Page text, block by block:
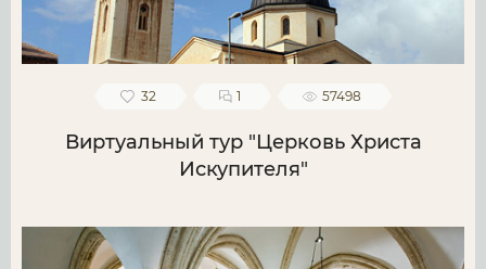
32 1 57498
Виртуальный тур "Церковь Христа
Искупителя"